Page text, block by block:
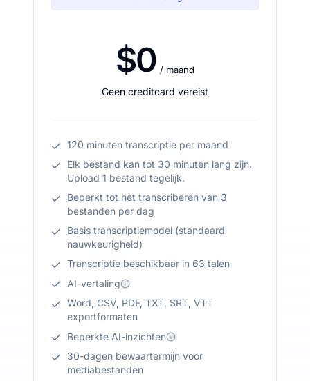
$0 / maand
Geen creditcard vereist
120 minuten transcriptie per maand
Elk bestand kan tot 30 minuten lang zijn.
Upload 1 bestand tegelijk.
Beperkt tot het transcriberen van 3
bestanden per dag
Basis transcriptiemodel (standaard
nauwkeurigheid)
Transcriptie beschikbaar in 63 talen
AI-vertaling
Word, CSV, PDF, TXT, SRT, VTT
exportformaten
Beperkte AI-inzichten
30-dagen bewaartermijn voor
mediabestanden